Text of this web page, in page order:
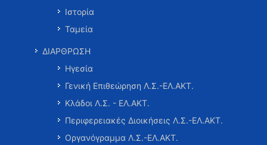
Ιστορία
Ταμεία
ΔΙΑΡΘΡΩΣΗ
Ηγεσία
Γενική Επιθεώρηση Λ.Σ.-ΕΛ.ΑΚΤ.
Κλάδοι Λ.Σ. - ΕΛ.ΑΚΤ.
Περιφερειακές Διοικήσεις Λ.Σ.-ΕΛ.ΑΚΤ.
Οργανόγραμμα Λ.Σ.-ΕΛ.ΑΚΤ.